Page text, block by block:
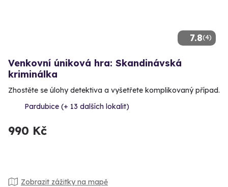
7.8(4)
Venkovní úniková hra: Skandinávská
kriminálka
Zhostěte se úlohy detektiva a vyšetřete komplikovaný případ.
Pardubice (+ 13 dalších lokalit)
990 Kč
Zobrazit zážitky na mapě